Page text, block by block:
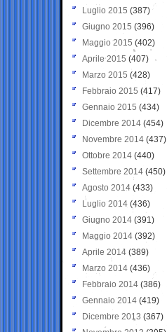
Luglio 2015 (387)
Giugno 2015 (396)
Maggio 2015 (402)
Aprile 2015 (407)
Marzo 2015 (428)
Febbraio 2015 (417)
Gennaio 2015 (434)
Dicembre 2014 (454)
Novembre 2014 (437)
Ottobre 2014 (440)
Settembre 2014 (450)
Agosto 2014 (433)
Luglio 2014 (436)
Giugno 2014 (391)
Maggio 2014 (392)
Aprile 2014 (389)
Marzo 2014 (436)
Febbraio 2014 (386)
Gennaio 2014 (419)
Dicembre 2013 (367)